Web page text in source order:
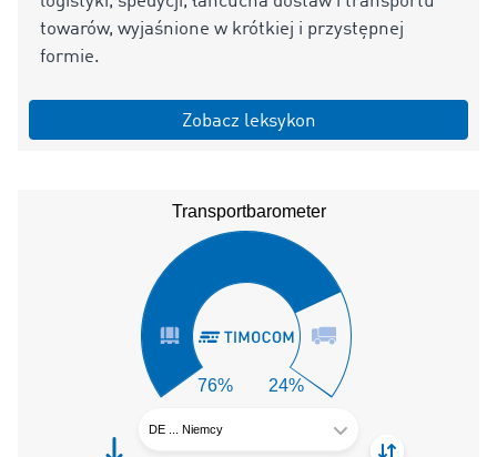
towarów, wyjaśnione w krótkiej i przystępnej
formie.
Zobacz leksykon